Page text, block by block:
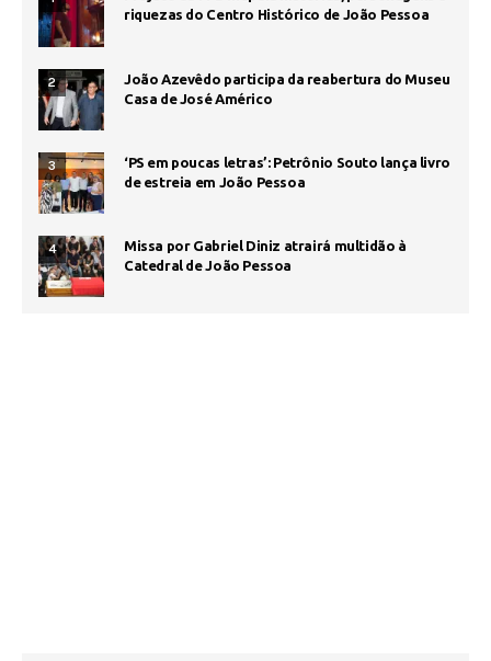
riquezas do Centro Histórico de João Pessoa
2
João Azevêdo participa da reabertura do Museu
Casa de José Américo
3
‘PS em poucas letras’: Petrônio Souto lança livro
de estreia em João Pessoa
4
Missa por Gabriel Diniz atrairá multidão à
Catedral de João Pessoa